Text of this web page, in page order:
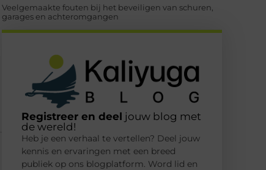
Veelgemaakte fouten bij het beveiligen van schuren,
garages en achteromgangen
Registreer en deel jouw blog met
de wereld!
Heb je een verhaal te vertellen? Deel jouw
kennis en ervaringen met een breed
publiek op ons blogplatform. Word lid en